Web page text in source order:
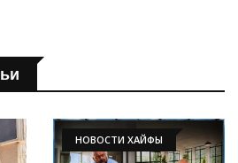
НОВОСТИ ХАЙФЫ